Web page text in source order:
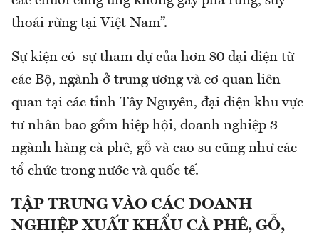
thoái rừng tại Việt Nam”.
Sự kiện có sự tham dự của hơn 80 đại diện từ
các Bộ, ngành ở trung ương và cơ quan liên
quan tại các tỉnh Tây Nguyên, đại diện khu vực
tư nhân bao gồm hiệp hội, doanh nghiệp 3
ngành hàng cà phê, gỗ và cao su cũng như các
tổ chức trong nước và quốc tế.
TẬP TRUNG VÀO CÁC DOANH
NGHIỆP XUẤT KHẨU CÀ PHÊ, GỖ,